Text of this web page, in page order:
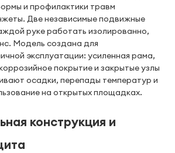
и профилактики травм
Две независимые подвижные
руке работать изолированно,
Модель создана для
эксплуатации: усиленная рама,
покрытие и закрытые узлы
осадки, перепады температур и
на открытых площадках.
конструкция и